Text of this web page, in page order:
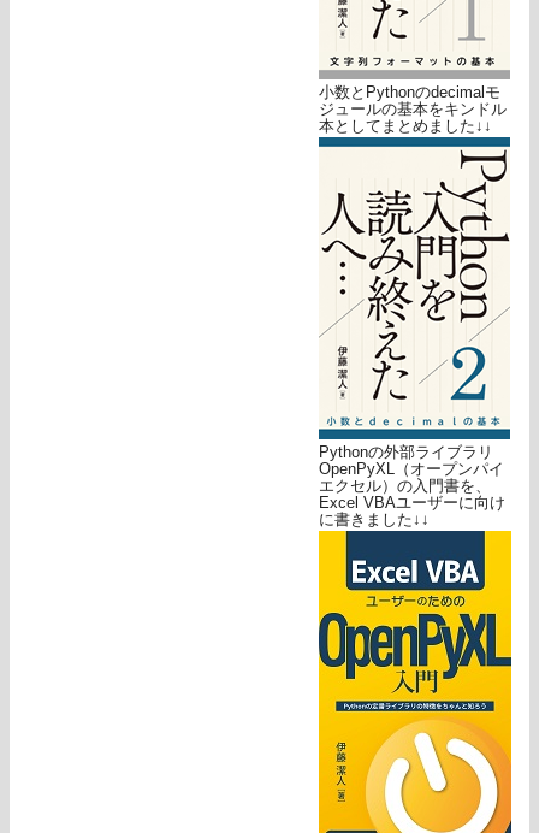
小数とPythonのdecimalモ
ジュールの基本をキンドル
本としてまとめました↓↓
Pythonの外部ライブラリ
OpenPyXL（オープンパイ
エクセル）の入門書を、
Excel VBAユーザーに向け
に書きました↓↓